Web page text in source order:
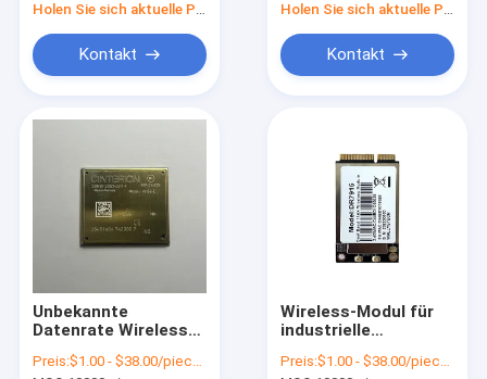
drahtloser
Kontakt Kontakt
Unbekannte
Datenrate Wireless-
Zertifizierungen und
Preis:$1.00 - $38.00/pieces
Wireless-Modul für
industrielle
einer Frequenz von
Preis:$1.00 - $38.00/pieces